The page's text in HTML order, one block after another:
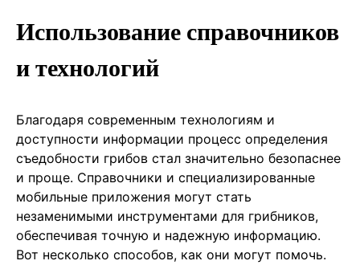
Использование справочников
и технологий
Благодаря современным технологиям и
доступности информации процесс определения
съедобности грибов стал значительно безопаснее
и проще. Справочники и специализированные
мобильные приложения могут стать
незаменимыми инструментами для грибников,
обеспечивая точную и надежную информацию.
Вот несколько способов, как они могут помочь.